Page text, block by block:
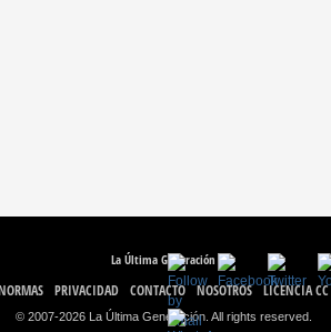
La Última Generación
PRIVACIDAD CONTACTO NOSOTROS LICENCIA CC
© 2007-2026 La Última Generación. All rights reserved.